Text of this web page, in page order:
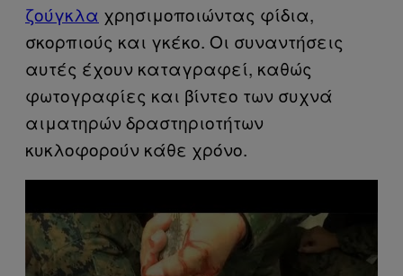
ζούγκλα χρησιμοποιώντας φίδια,
σκορπιούς και γκέκο. Οι συναντήσεις
αυτές έχουν καταγραφεί, καθώς
φωτογραφίες και βίντεο των συχνά
αιματηρών δραστηριοτήτων
κυκλοφορούν κάθε χρόνο.
a